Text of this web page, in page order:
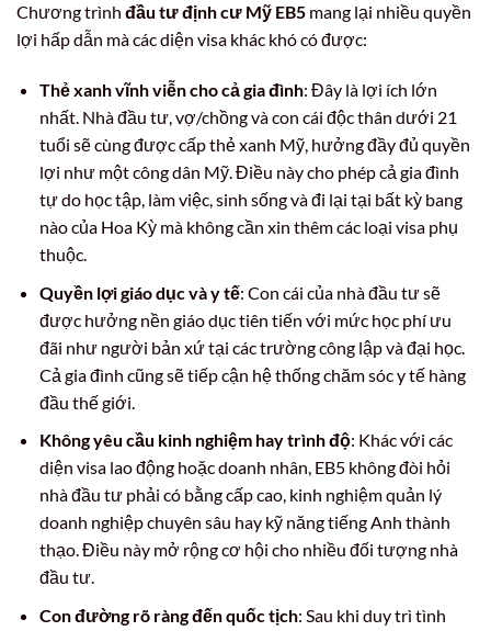
Chương trình đầu tư định cư Mỹ EB5 mang lại nhiều quyền
lợi hấp dẫn mà các diện visa khác khó có được:
Thẻ xanh vĩnh viễn cho cả gia đình: Đây là lợi ích lớn
nhất. Nhà đầu tư, vợ/chồng và con cái độc thân dưới 21
tuổi sẽ cùng được cấp thẻ xanh Mỹ, hưởng đầy đủ quyền
lợi như một công dân Mỹ. Điều này cho phép cả gia đình
tự do học tập, làm việc, sinh sống và đi lại tại bất kỳ bang
nào của Hoa Kỳ mà không cần xin thêm các loại visa phụ
thuộc.
Quyền lợi giáo dục và y tế: Con cái của nhà đầu tư sẽ
được hưởng nền giáo dục tiên tiến với mức học phí ưu
đãi như người bản xứ tại các trường công lập và đại học.
Cả gia đình cũng sẽ tiếp cận hệ thống chăm sóc y tế hàng
đầu thế giới.
Không yêu cầu kinh nghiệm hay trình độ: Khác với các
diện visa lao động hoặc doanh nhân, EB5 không đòi hỏi
nhà đầu tư phải có bằng cấp cao, kinh nghiệm quản lý
doanh nghiệp chuyên sâu hay kỹ năng tiếng Anh thành
thạo. Điều này mở rộng cơ hội cho nhiều đối tượng nhà
đầu tư.
Con đường rõ ràng đến quốc tịch: Sau khi duy trì tình